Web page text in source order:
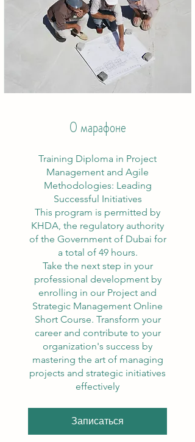
О марафоне
Training Diploma in Project
Management and Agile
Methodologies: Leading
Successful Initiatives
This program is permitted by
KHDA, the regulatory authority
of the Government of Dubai for
a total of 49 hours.
Take the next step in your
professional development by
enrolling in our Project and
Strategic Management Online
Short Course. Transform your
career and contribute to your
organization's success by
mastering the art of managing
projects and strategic initiatives
effectively
Записаться